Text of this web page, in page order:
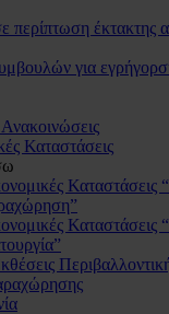
περίπτωση έκτακτης
για
Ανακοινώσεις
Καταστάσεις
Καταστάσεις
Καταστάσεις